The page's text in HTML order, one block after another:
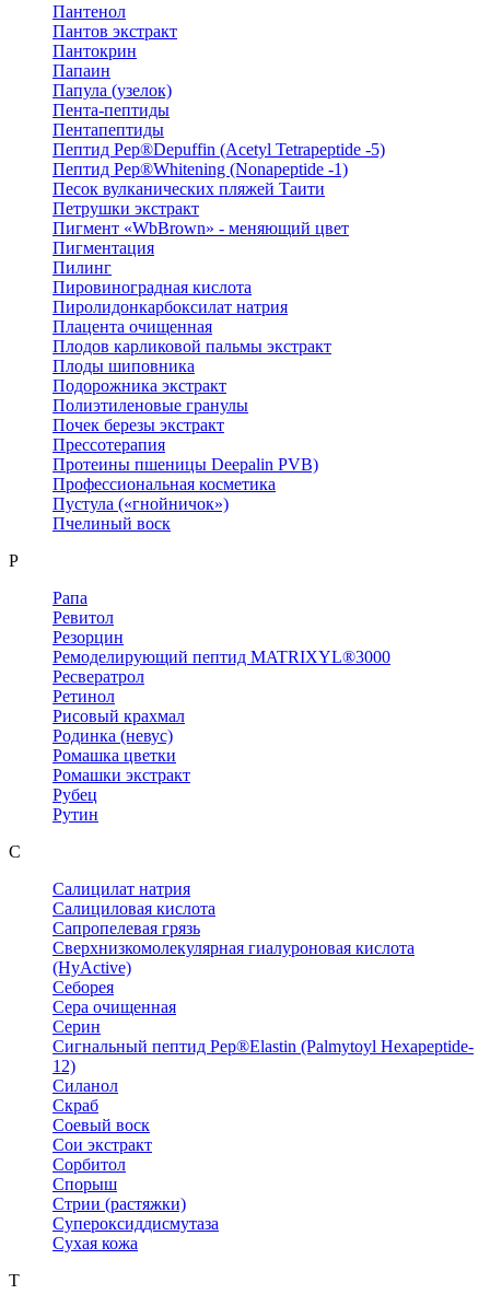
Пантенол
Пантов экстракт
Пантокрин
Папаин
Папула (узелок)
Пента-пептиды
Пентапептиды
Пептид Pep®Depuffin (Acetyl Tetrapeptide -5)
Пептид Pep®Whitening (Nonapeptide -1)
Песок вулканических пляжей Таити
Петрушки экстракт
Пигмент «WbBrown» - меняющий цвет
Пигментация
Пилинг
Пировиноградная кислота
Пиролидонкарбоксилат натрия
Плацента очищенная
Плодов карликовой пальмы экстракт
Плоды шиповника
Подорожника экстракт
Полиэтиленовые гранулы
Почек березы экстракт
Прессотерапия
Протеины пшеницы Deepalin PVB)
Профессиональная косметика
Пустула («гнойничок»)
Пчелиный воск
Р
Рапа
Ревитол
Резорцин
Ремоделирующий пептид MATRIXYL®3000
Ресвератрол
Ретинол
Рисовый крахмал
Родинка (невус)
Ромашка цветки
Ромашки экстракт
Рубец
Рутин
С
Салицилат натрия
Салициловая кислота
Сапропелевая грязь
Сверхнизкомолекулярная гиалуроновая кислота
(HyActive)
Себорея
Сера очищенная
Серин
Сигнальный пептид Pep®Elastin (Palmytoyl Hexapeptide-
12)
Силанол
Скраб
Соевый воск
Сои экстракт
Сорбитол
Спорыш
Стрии (растяжки)
Супероксиддисмутаза
Сухая кожа
Т